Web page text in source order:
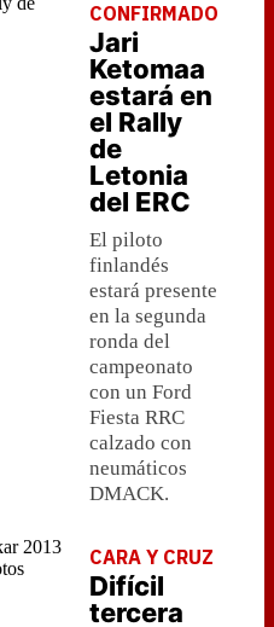
CONFIRMADO
Jari
Ketomaa
estará en
el Rally
de
Letonia
del ERC
El piloto
finlandés
estará presente
en la segunda
ronda del
campeonato
con un Ford
Fiesta RRC
calzado con
neumáticos
DMACK.
CARA Y CRUZ
Difícil
tercera